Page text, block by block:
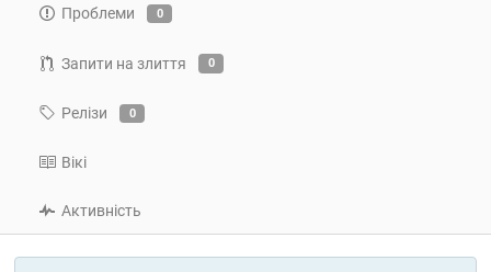
Проблеми 0
Запити на злиття 0
Релізи 0
Вікі
Активність